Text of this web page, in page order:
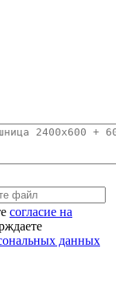
согласие на
данных